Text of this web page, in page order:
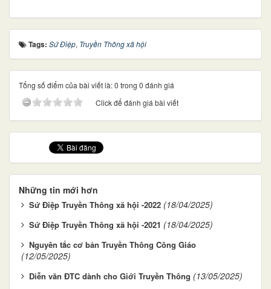
Tags: Sứ Điệp, Truyền Thông xã hội
Tổng số điểm của bài viết là: 0 trong 0 đánh giá
Click để đánh giá bài viết
Những tin mới hơn
Sứ Điệp Truyền Thông xã hội -2022 (18/04/2025)
Sứ Điệp Truyền Thông xã hội -2021 (18/04/2025)
Nguyên tắc cơ bản Truyền Thông Công Giáo
(12/05/2025)
Diễn văn ĐTC dành cho Giới Truyền Thông (13/05/2025)